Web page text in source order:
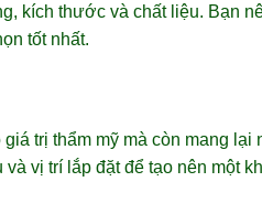
kích thước và chất liệu. Bạn
tốt nhất.
trị thẩm mỹ mà còn mang lại
vị trí lắp đặt để tạo nên một